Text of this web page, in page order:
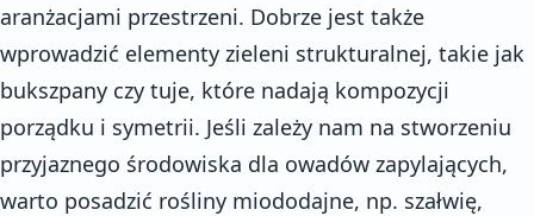
aranżacjami przestrzeni. Dobrze jest także
wprowadzić elementy zieleni strukturalnej, takie jak
bukszpany czy tuje, które nadają kompozycji
porządku i symetrii. Jeśli zależy nam na stworzeniu
przyjaznego środowiska dla owadów zapylających,
warto posadzić rośliny miododajne, np. szałwię,